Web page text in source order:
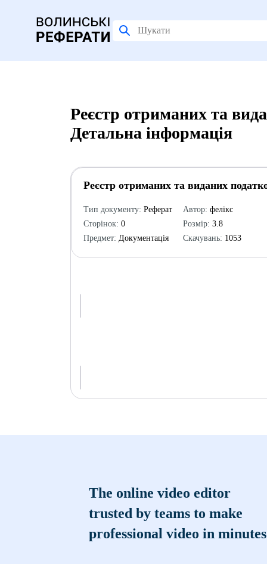
Реєстр отриманих та
Детальна інформація
Реєстр отриманих та виданих
Тип документу: Реферат
Сторінок: 0
Предмет: Документація
Автор: фелікс
Розмір: 3.8
Скачувань: 1053
The online video editor
trusted by teams to make
professional video in minutes